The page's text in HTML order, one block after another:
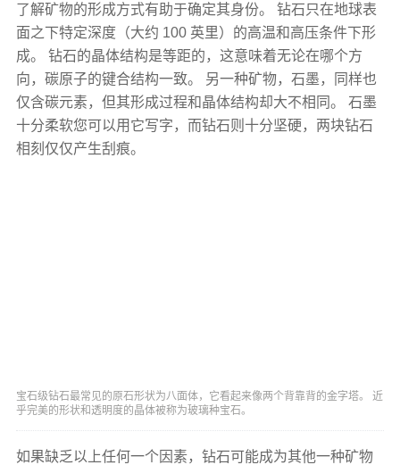
了解矿物的形成方式有助于确定其身份。 钻石只在地球表
面之下特定深度（大约 100 英里）的高温和高压条件下形
成。 钻石的晶体结构是等距的，这意味着无论在哪个方
向，碳原子的键合结构一致。 另一种矿物，石墨，同样也
仅含碳元素，但其形成过程和晶体结构却大不相同。 石墨
十分柔软您可以用它写字，而钻石则十分坚硬，两块钻石
相刻仅仅产生刮痕。
宝石级钻石最常见的原石形状为八面体，它看起来像两个背靠背的金字塔。 近
乎完美的形状和透明度的晶体被称为玻璃种宝石。
如果缺乏以上任何一个因素，钻石可能成为其他一种矿物